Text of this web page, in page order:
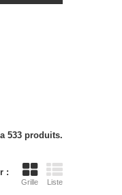
a 533 produits.
:
Grille Liste